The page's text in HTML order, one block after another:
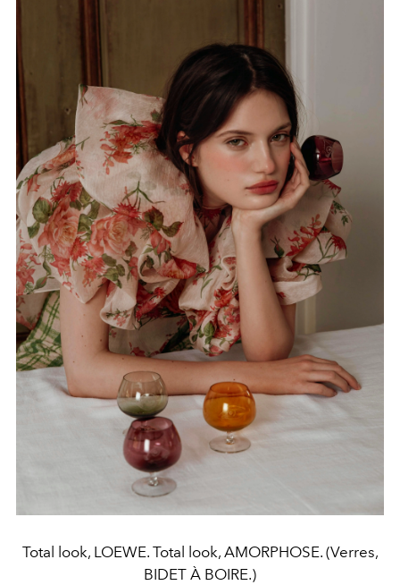
Total look, LOEWE. Total look, AMORPHOSE. (Verres,
BIDET À BOIRE.)